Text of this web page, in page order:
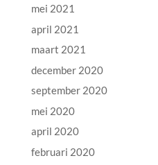
mei 2021
april 2021
maart 2021
december 2020
september 2020
mei 2020
april 2020
februari 2020